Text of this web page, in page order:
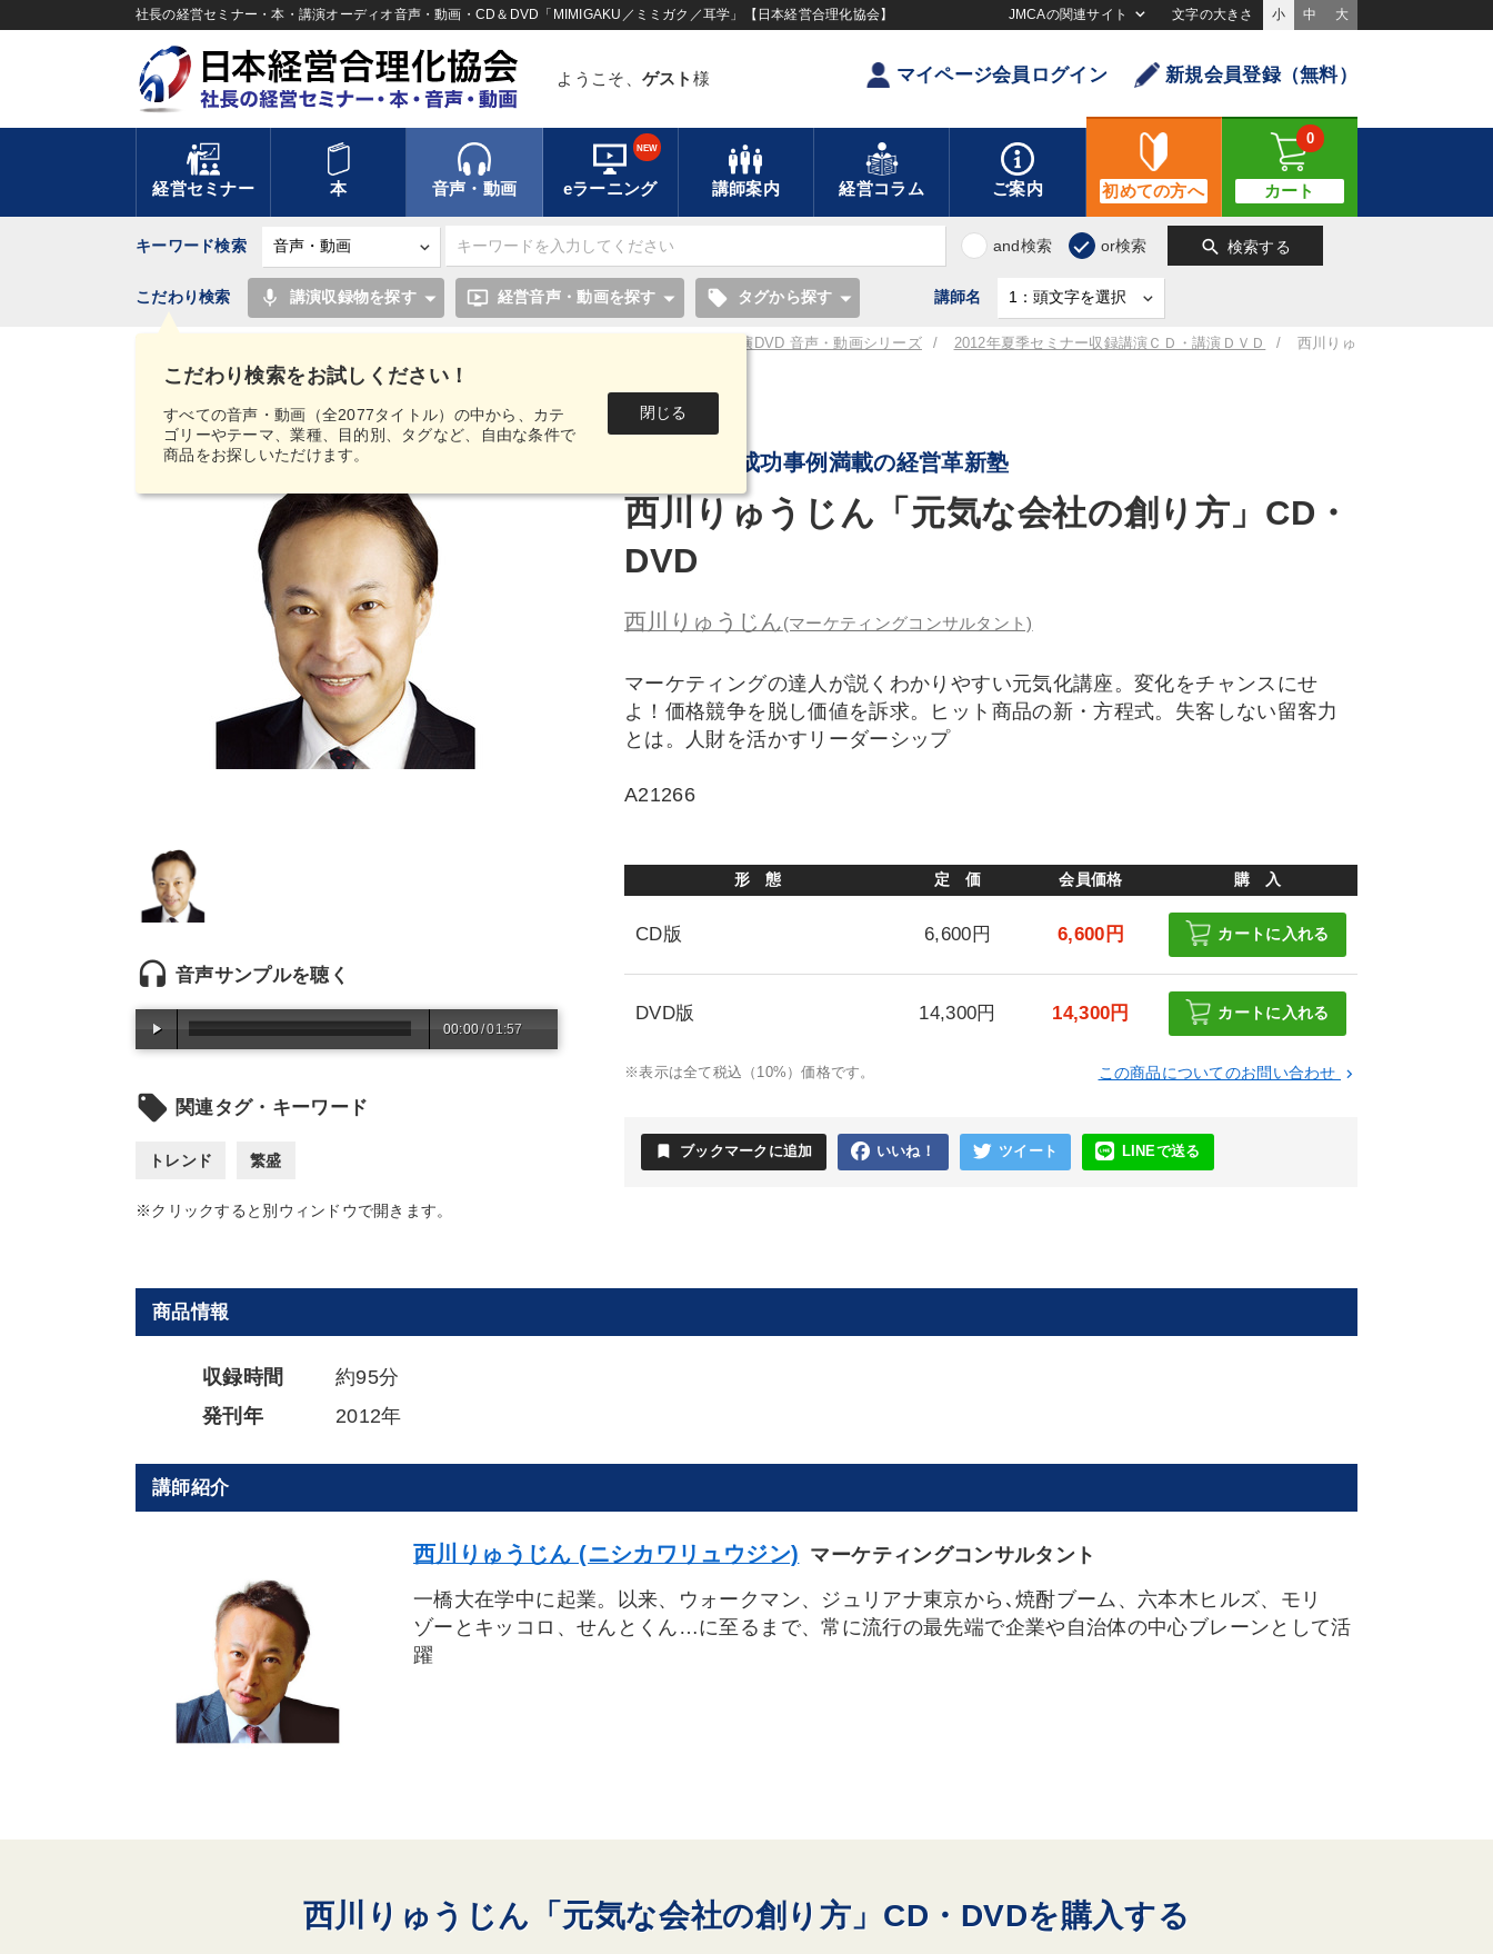
社長の経営セミナー・本・講演オーディオ音声・動画・CD＆DVD「MIMIGAKU／ミミガク／耳学」【日本経営合理化協会】 JMCAの関連サイト 文字の大きさ 小 中 大
ようこそ、 ゲスト 様 マイページ会員ログイン 新規会員登録（無料）
経営セミナー 本 音声・動画 eラーニング
NEW
講師案内 経営コラム ご案内 初めての方へ カート
0
キーワード検索 and検索 or検索 search 検索する
こだわり検索をお試しください！
すべての音声・動画（全2077タイトル）の中から、カテ
ゴリーやテーマ、業種、目的別、タグなど、自由な条件で
商品をお探しいただけます。
閉じる
こだわり検索 mic 講演収録物を探す ondemand_video 経営音声・動画を探す local_offer タグから探す 講師名
【MIMIGAKU／ミミガク／耳学】全国経営者セミナー講演CD・講演DVD 音声・動画シリーズ 2012年夏季セミナー収録講演ＣＤ・講演ＤＶＤ
西川りゅ
うじん「元気な会社の創り方」CD・DVD
headset 音声サンプルを聴く
00:00/01:57
local_offer 関連タグ・キーワード
トレンド 繁盛
※クリックすると別ウィンドウで開きます。
音声・動画
社長必聴！成功事例満載の経営革新塾
西川りゅうじん「元気な会社の創り方」CD・
DVD
西川りゅうじん(マーケティングコンサルタント)
マーケティングの達人が説くわかりやすい元気化講座。変化をチャンスにせ
よ！価格競争を脱し価値を訴求。ヒット商品の新・方程式。失客しない留客力
とは。人財を活かすリーダーシップ
A21266
形 態 定 価 会員価格 購 入
CD版 6,600円 6,600円 カートに入れる
DVD版 14,300円 14,300円 カートに入れる
※表示は全て税込（10%）価格です。 この商品についてのお問い合わせ keyboard_arrow_right
bookmark ブックマークに追加 いいね！ ツイート LINEで送る
商品情報
収録時間
約95分
発刊年
2012年
講師紹介
西川りゅうじん (ニシカワリュウジン) マーケティングコンサルタント
一橋大在学中に起業。以来、ウォークマン、ジュリアナ東京から､焼酎ブーム、六本木ヒルズ、モリ
ゾーとキッコロ、せんとくん…に至るまで、常に流行の最先端で企業や自治体の中心ブレーンとして活
躍
西川りゅうじん「元気な会社の創り方」CD・DVDを購入する